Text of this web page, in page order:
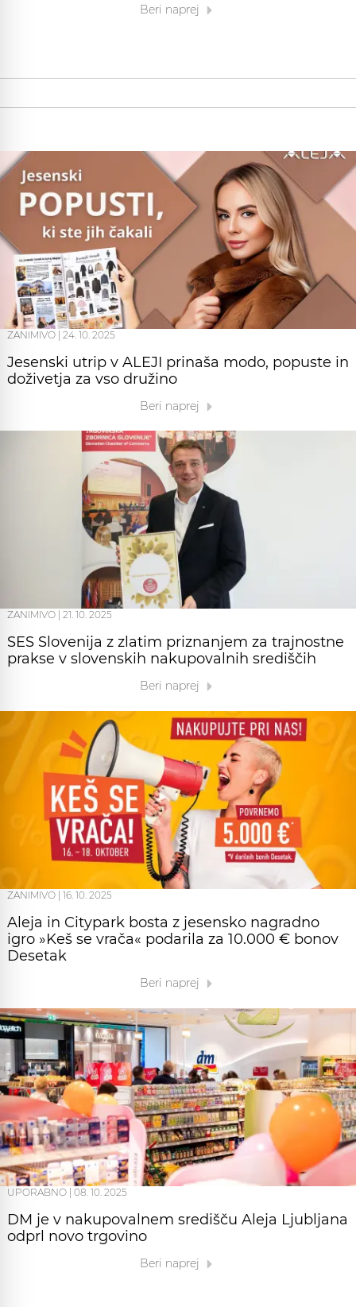
Beri naprej
ZANIMIVO | 24. 10. 2025
Jesenski utrip v ALEJI prinaša modo, popuste in
doživetja za vso družino
Beri naprej
ZANIMIVO 21. 10. 2025
SES Slovenija z zlatim priznanjem za trajnostne
prakse v slovenskih nakupovalnih središčih
Beri naprej
ZANIMIVO 16. 10. 2025
Aleja in Citypark bosta z jesensko nagradno
igro »Keš se vrača« podarila za 10.000 € bonov
Desetak
Beri naprej
UPORABNO 08. 10. 2025
DM je v nakupovalnem središču Aleja Ljubljana
odprl novo trgovino
Beri naprej